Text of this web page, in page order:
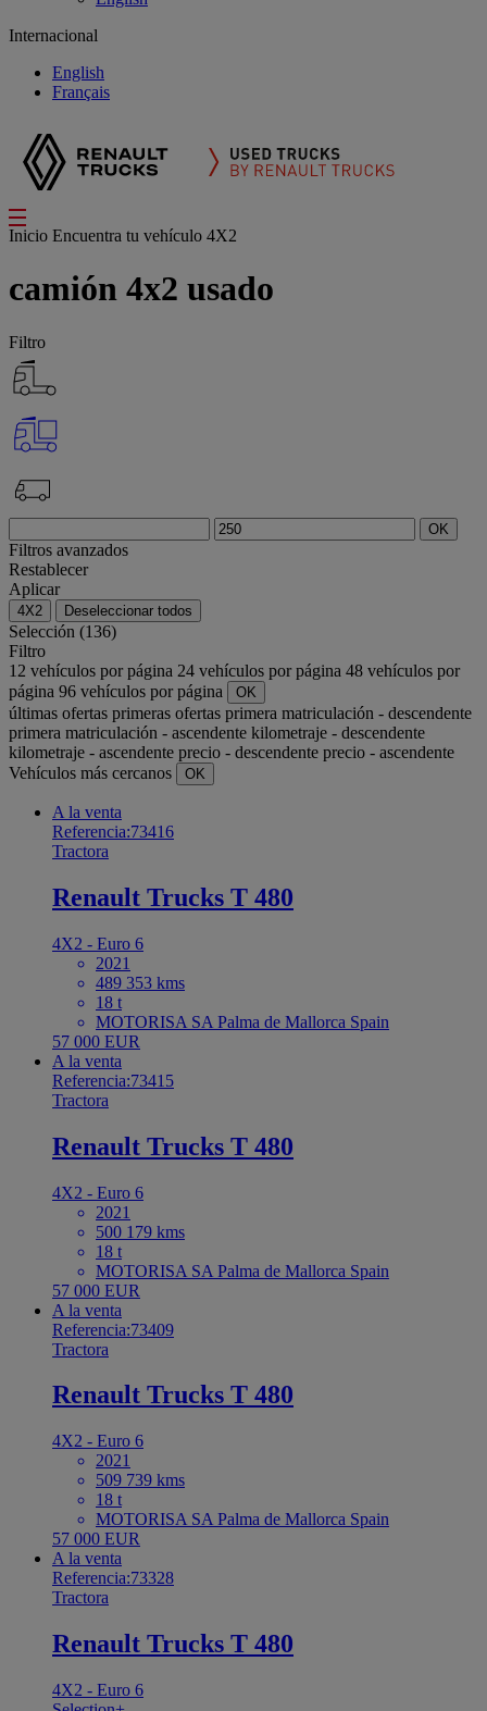
Internacional
English
Français
Inicio Encuentra tu vehículo 4X2
camión 4x2 usado
Filtro
OK
Filtros avanzados
Restablecer
Aplicar
4X2 Deseleccionar todos
Selección (136)
Filtro
12 vehículos por página 24 vehículos por página 48 vehículos por
página 96 vehículos por página OK
últimas ofertas primeras ofertas primera matriculación - descendente
primera matriculación - ascendente kilometraje - descendente
kilometraje - ascendente precio - descendente precio - ascendente
Vehículos más cercanos
OK
A la venta
Referencia:73416
Tractora
Renault Trucks T 480
4X2 - Euro 6
2021
489 353 kms
18 t
MOTORISA SA Palma de Mallorca Spain
57 000 EUR
A la venta
Referencia:73415
Tractora
Renault Trucks T 480
4X2 - Euro 6
2021
500 179 kms
18 t
MOTORISA SA Palma de Mallorca Spain
57 000 EUR
A la venta
Referencia:73409
Tractora
Renault Trucks T 480
4X2 - Euro 6
2021
509 739 kms
18 t
MOTORISA SA Palma de Mallorca Spain
57 000 EUR
A la venta
Referencia:73328
Tractora
Renault Trucks T 480
4X2 - Euro 6